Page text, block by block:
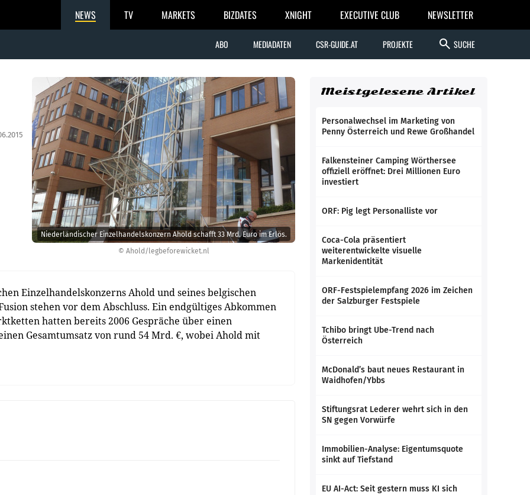
NEWS TV MARKETS BIZDATES XNIGHT EXECUTIVE CLUB NEWSLETTER
ABO MEDIADATEN CSR-GUIDE.AT PROJEKTE search SUCHE
© Ahold/legbeforewicket.nl
Niederländischer Einzelhandelskonzern Ahold schafft 33 Mrd. Euro im Erlös.
Einzelhandelskonzerns Ahold und seines belgischen
stehen vor dem Abschluss. Ein endgültiges Abkommen
hatten bereits 2006 Gespräche über einen
Gesamtumsatz von rund 54 Mrd. €, wobei Ahold mit
Meistgelesene Artikel
Personalwechsel im Marketing von
Penny Österreich und Rewe Großhandel
Falkensteiner Camping Wörthersee
offiziell eröffnet: Drei Millionen Euro
investiert
ORF: Pig legt Personalliste vor
Coca-Cola präsentiert
weiterentwickelte visuelle
Markenidentität
ORF-Festspielempfang 2026 im Zeichen
der Salzburger Festspiele
Tchibo bringt Ube-Trend nach
Österreich
McDonald’s baut neues Restaurant in
Waidhofen/Ybbs
Stiftungsrat Lederer wehrt sich in den
SN gegen Vorwürfe
Immobilien-Analyse: Eigentumsquote
sinkt auf Tiefstand
EU AI-Act: Seit gestern muss KI sich